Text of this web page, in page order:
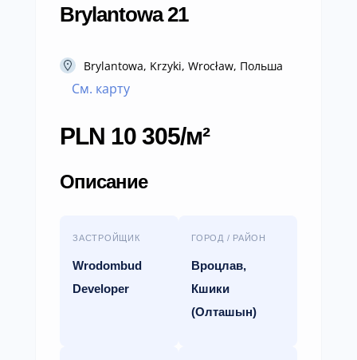
Brylantowa 21
Brylantowa, Krzyki, Wrocław, Польша
См. карту
PLN 10 305/м²
Описание
ЗАСТРОЙЩИК
Wrodombud
Developer
ГОРОД / РАЙОН
Вроцлав,
Кшики
(Олташын)